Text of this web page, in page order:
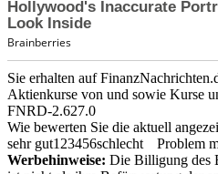
Sie erhalten auf
Aktienkurse von und sowie Kurse
FNRD-2.627.0
Wie bewerten Sie die aktuell
sehr gut123456schlecht
Problem
Werbehinweise: Die Billigung des